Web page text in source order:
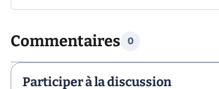
Commentaires 0
Participer à la discussion